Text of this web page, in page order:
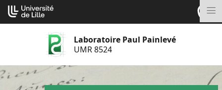
Aller
au
contenu
Laboratoire Paul Painlevé
UMR 8524
Cookies management panel